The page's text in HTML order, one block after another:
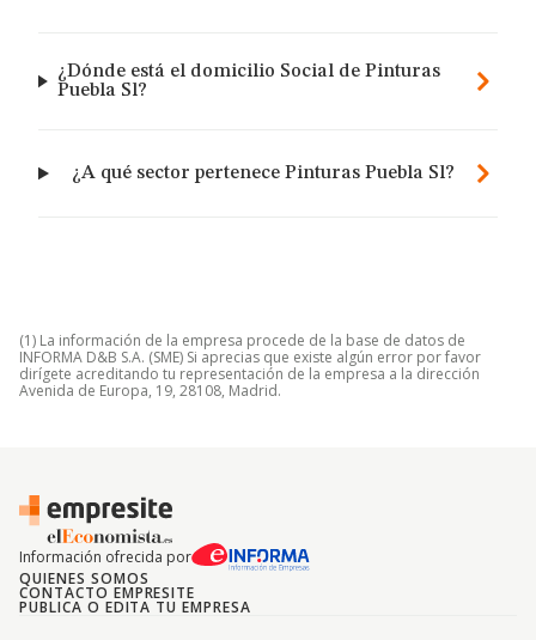
¿Dónde está el domicilio Social de Pinturas
Puebla Sl?
¿A qué sector pertenece Pinturas Puebla Sl?
(1) La información de la empresa procede de la base de datos de
INFORMA D&B S.A. (SME) Si aprecias que existe algún error por favor
dirígete acreditando tu representación de la empresa a la dirección
Avenida de Europa, 19, 28108, Madrid.
Información ofrecida por
QUIENES SOMOS
CONTACTO EMPRESITE
PUBLICA O EDITA TU EMPRESA